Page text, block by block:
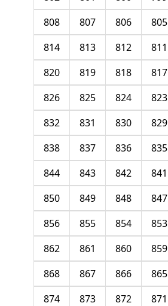
805
806
807
808
811
812
813
814
817
818
819
820
823
824
825
826
829
830
831
832
835
836
837
838
841
842
843
844
847
848
849
850
853
854
855
856
859
860
861
862
865
866
867
868
871
872
873
874